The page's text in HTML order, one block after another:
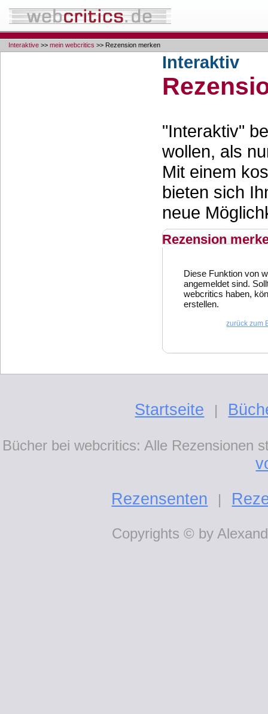
Interaktive >> mein webcritics >> Rezension merken
Interaktiv
"Interaktiv"
wollen, als
Mit einem
bieten sich
neue
Rezension
Diese Funktion von
angemeldet sind.
webcritics haben,
erstellen.
zurück zum
Startseite |
Bücher bei webcritics: Alle Rezensionen
Rezensenten
|
Copyrights © by